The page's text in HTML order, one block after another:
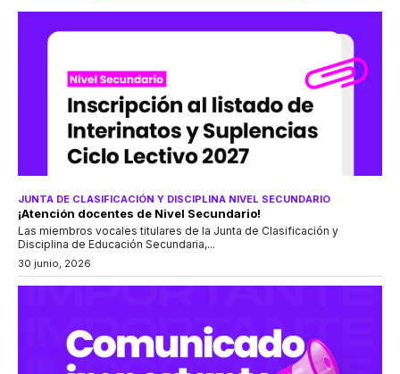
JUNTA DE CLASIFICACIÓN Y DISCIPLINA NIVEL SECUNDARIO
¡Atención docentes de Nivel Secundario!
Las miembros vocales titulares de la Junta de Clasificación y
Disciplina de Educación Secundaria,...
30 junio, 2026